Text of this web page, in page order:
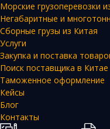
Морские грузоперевозки
Негабаритные и
Сборные грузы из Китая
Услуги
Закупка и поставка
Поиск поставщика в Китае
Таможенное оформление
Кейсы
Блог
Контакты